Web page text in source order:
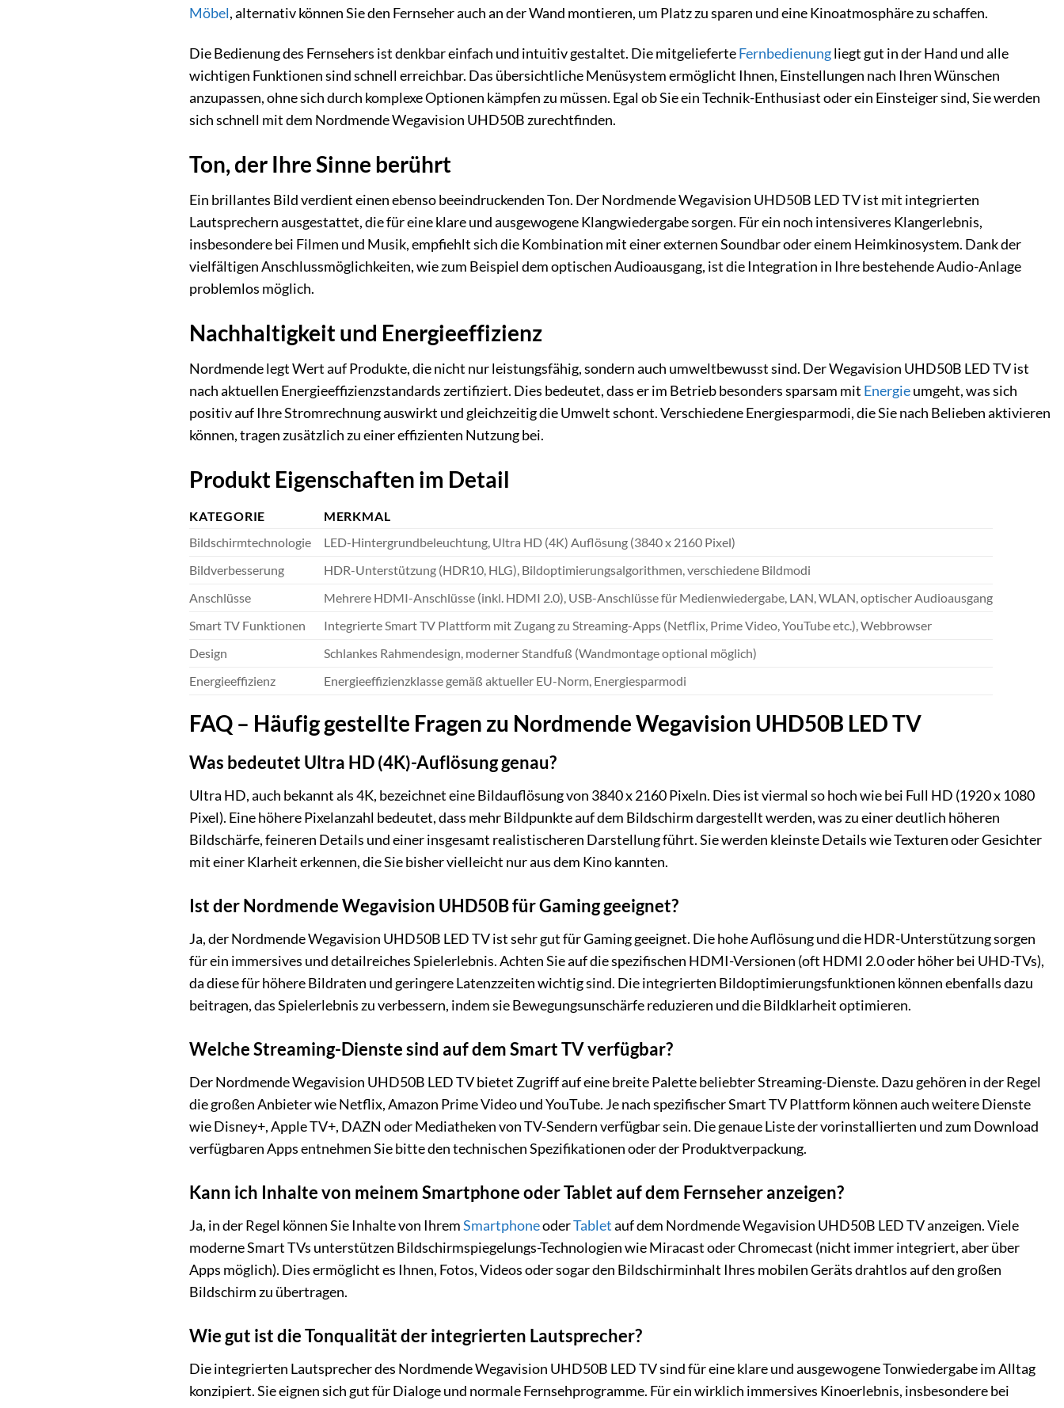
Möbel, alternativ können Sie den Fernseher auch an der Wand montieren, um Platz zu sparen und eine Kinoatmosphäre zu schaffen.
Die Bedienung des Fernsehers ist denkbar einfach und intuitiv gestaltet. Die mitgelieferteFernbedienungliegt gut in der Hand und alle
wichtigen Funktionen sind schnell erreichbar. Das übersichtliche Menüsystem ermöglicht Ihnen, Einstellungen nach Ihren Wünschen
anzupassen, ohne sich durch komplexe Optionen kämpfen zu müssen. Egal ob Sie ein Technik-Enthusiast oder ein Einsteiger sind, Sie werden
sich schnell mit dem Nordmende Wegavision UHD50B zurechtfinden.
Ton, der Ihre Sinne berührt
Ein brillantes Bild verdient einen ebenso beeindruckenden Ton. Der Nordmende Wegavision UHD50B LED TV ist mit integrierten
Lautsprechern ausgestattet, die für eine klare und ausgewogene Klangwiedergabe sorgen. Für ein noch intensiveres Klangerlebnis,
insbesondere bei Filmen und Musik, empfiehlt sich die Kombination mit einer externen Soundbar oder einem Heimkinosystem. Dank der
vielfältigen Anschlussmöglichkeiten, wie zum Beispiel dem optischen Audioausgang, ist die Integration in Ihre bestehende Audio-Anlage
problemlos möglich.
Nachhaltigkeit und Energieeffizienz
Nordmende legt Wert auf Produkte, die nicht nur leistungsfähig, sondern auch umweltbewusst sind. Der Wegavision UHD50B LED TV ist
nach aktuellen Energieeffizienzstandards zertifiziert. Dies bedeutet, dass er im Betrieb besonders sparsam mit Energieumgeht, was sich
positiv auf Ihre Stromrechnung auswirkt und gleichzeitig die Umwelt schont. Verschiedene Energiesparmodi, die Sie nach Belieben aktivieren
können, tragen zusätzlich zu einer effizienten Nutzung bei.
Produkt Eigenschaften im Detail
KATEGORIE
MERKMAL
Bildschirmtechnologie
LED-Hintergrundbeleuchtung, Ultra HD (4K) Auflösung (3840 x 2160 Pixel)
Bildverbesserung
HDR-Unterstützung (HDR10, HLG), Bildoptimierungsalgorithmen, verschiedene Bildmodi
Anschlüsse
Mehrere HDMI-Anschlüsse (inkl. HDMI 2.0), USB-Anschlüsse für Medienwiedergabe, LAN, WLAN, optischer Audioausgang
Smart TV Funktionen
Integrierte Smart TV Plattform mit Zugang zu Streaming-Apps (Netflix, Prime Video, YouTube etc.), Webbrowser
Design
Schlankes Rahmendesign, moderner Standfuß (Wandmontage optional möglich)
Energieeffizienz
Energieeffizienzklasse gemäß aktueller EU-Norm, Energiesparmodi
FAQ – Häufig gestellte Fragen zu Nordmende Wegavision UHD50B LED TV
Was bedeutet Ultra HD (4K)-Auflösung genau?
Ultra HD, auch bekannt als 4K, bezeichnet eine Bildauflösung von 3840 x 2160 Pixeln. Dies ist viermal so hoch wie bei Full HD (1920 x 1080
Pixel). Eine höhere Pixelanzahl bedeutet, dass mehr Bildpunkte auf dem Bildschirm dargestellt werden, was zu einer deutlich höheren
Bildschärfe, feineren Details und einer insgesamt realistischeren Darstellung führt. Sie werden kleinste Details wie Texturen oder Gesichter
mit einer Klarheit erkennen, die Sie bisher vielleicht nur aus dem Kino kannten.
Ist der Nordmende Wegavision UHD50B für Gaming geeignet?
Ja, der Nordmende Wegavision UHD50B LED TV ist sehr gut für Gaming geeignet. Die hohe Auflösung und die HDR-Unterstützung sorgen
für ein immersives und detailreiches Spielerlebnis. Achten Sie auf die spezifischen HDMI-Versionen (oft HDMI 2.0 oder höher bei UHD-TVs),
da diese für höhere Bildraten und geringere Latenzzeiten wichtig sind. Die integrierten Bildoptimierungsfunktionen können ebenfalls dazu
beitragen, das Spielerlebnis zu verbessern, indem sie Bewegungsunschärfe reduzieren und die Bildklarheit optimieren.
Welche Streaming-Dienste sind auf dem Smart TV verfügbar?
Der Nordmende Wegavision UHD50B LED TV bietet Zugriff auf eine breite Palette beliebter Streaming-Dienste. Dazu gehören in der Regel
die großen Anbieter wie Netflix, Amazon Prime Video und YouTube. Je nach spezifischer Smart TV Plattform können auch weitere Dienste
wie Disney+, Apple TV+, DAZN oder Mediatheken von TV-Sendern verfügbar sein. Die genaue Liste der vorinstallierten und zum Download
verfügbaren Apps entnehmen Sie bitte den technischen Spezifikationen oder der Produktverpackung.
Kann ich Inhalte von meinem Smartphone oder Tablet auf dem Fernseher anzeigen?
Ja, in der Regel können Sie Inhalte von IhremSmartphoneoderTabletauf dem Nordmende Wegavision UHD50B LED TV anzeigen. Viele
moderne Smart TVs unterstützen Bildschirmspiegelungs-Technologien wie Miracast oder Chromecast (nicht immer integriert, aber über
Apps möglich). Dies ermöglicht es Ihnen, Fotos, Videos oder sogar den Bildschirminhalt Ihres mobilen Geräts drahtlos auf den großen
Bildschirm zu übertragen.
Wie gut ist die Tonqualität der integrierten Lautsprecher?
Die integrierten Lautsprecher des Nordmende Wegavision UHD50B LED TV sind für eine klare und ausgewogene Tonwiedergabe im Alltag
konzipiert. Sie eignen sich gut für Dialoge und normale Fernsehprogramme. Für ein wirklich immersives Kinoerlebnis, insbesondere bei